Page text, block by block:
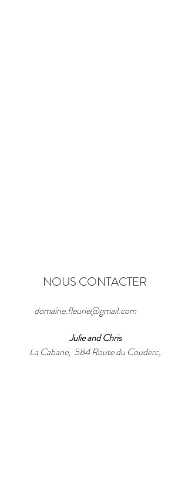
NOUS CONTACTER
domaine.fleurie@gmail.com
Julie and Chris
La Cabane, 584 Route du Couderc,